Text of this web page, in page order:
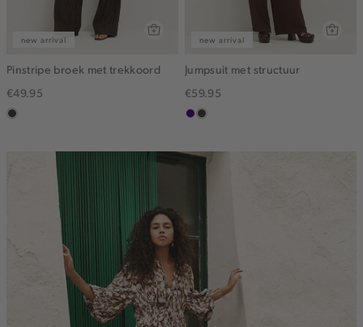
new arrival
Pinstripe broek met trekkoord
€49.95
choco
new arrival
Jumpsuit met structuur
€59.95
indigochoco